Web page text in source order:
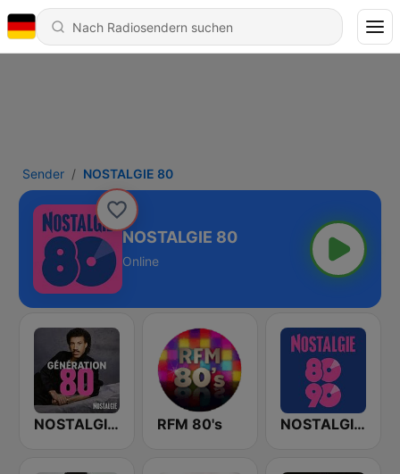
Sender NOSTALGIE 80
NOSTALGIE 80
Online
NOSTALGIE GENERATION 80 RFM 80's NOSTALGIE 80 90